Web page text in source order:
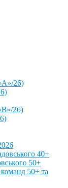
26)
26)
40+
50+
50+ та